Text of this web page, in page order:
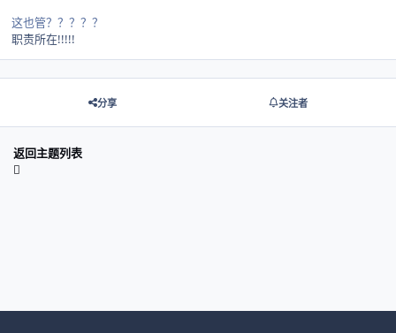
这也管？？？？？
职责所在!!!!!
分享 关注者
返回主题列表